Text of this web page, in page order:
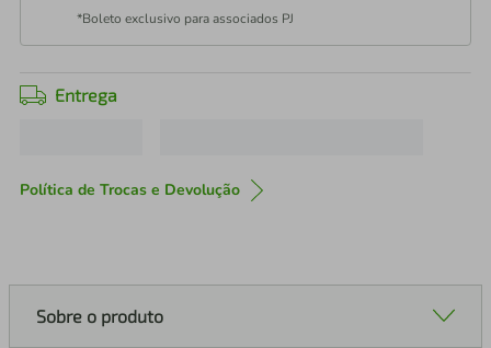
*Boleto exclusivo para associados PJ
Entrega
Política de Trocas e Devolução
Sobre o produto